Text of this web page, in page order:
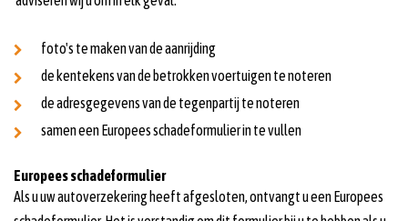
foto's te maken van de aanrijding
de kentekens van de betrokken voertuigen te noteren
de adresgegevens van de tegenpartij te noteren
samen een Europees schadeformulier in te vullen
Europees schadeformulier
Als u uw autoverzekering heeft afgesloten, ontvangt u een Europees